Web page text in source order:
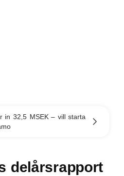
in 32,5 MSEK – vill starta
delårsrapport